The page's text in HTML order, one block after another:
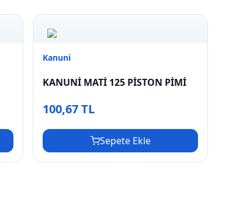
Kanuni
KANUNİ MATİ 125 PİSTON PİMİ
100,67 TL
Sepete Ekle